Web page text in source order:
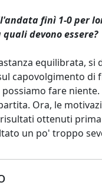
finì 1-0 per
devono essere?
equilibrata,
capovolgimento
fare
Ora, le
ottenuti
un po' troppo